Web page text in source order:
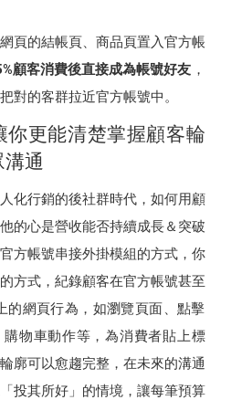
頁的結帳頁、商品頁置入官方帳
顧客消費後直接成為帳號好友 ，
對的客群拉近官方帳號中。
你更能清楚掌握顧客輪
通
化行銷的後社群時代，如何用顧
的心是營收能否持續成長＆突破
方帳號串接外掛模組的方式，你
方式，紀錄顧客在官方帳號甚至
的網頁行為，如瀏覽頁面、點擊
物車動作等，為消費者貼上標
廓可以愈趨完整，在未來的溝通
投其所好」的情境，讓每筆預算